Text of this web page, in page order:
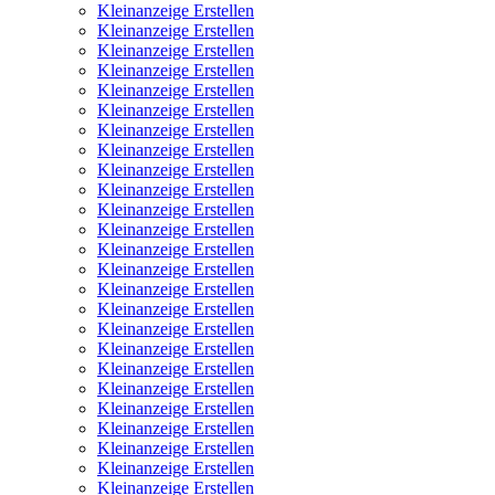
Kleinanzeige Erstellen
Kleinanzeige Erstellen
Kleinanzeige Erstellen
Kleinanzeige Erstellen
Kleinanzeige Erstellen
Kleinanzeige Erstellen
Kleinanzeige Erstellen
Kleinanzeige Erstellen
Kleinanzeige Erstellen
Kleinanzeige Erstellen
Kleinanzeige Erstellen
Kleinanzeige Erstellen
Kleinanzeige Erstellen
Kleinanzeige Erstellen
Kleinanzeige Erstellen
Kleinanzeige Erstellen
Kleinanzeige Erstellen
Kleinanzeige Erstellen
Kleinanzeige Erstellen
Kleinanzeige Erstellen
Kleinanzeige Erstellen
Kleinanzeige Erstellen
Kleinanzeige Erstellen
Kleinanzeige Erstellen
Kleinanzeige Erstellen